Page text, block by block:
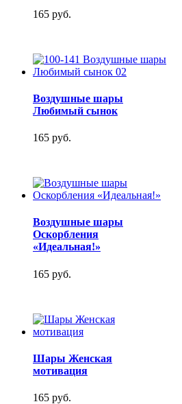
165 руб.
Воздушные шары
Любимый сынок
165 руб.
Воздушные шары
Оскорбления
«Идеальная!»
165 руб.
Шары Женская
мотивация
165 руб.